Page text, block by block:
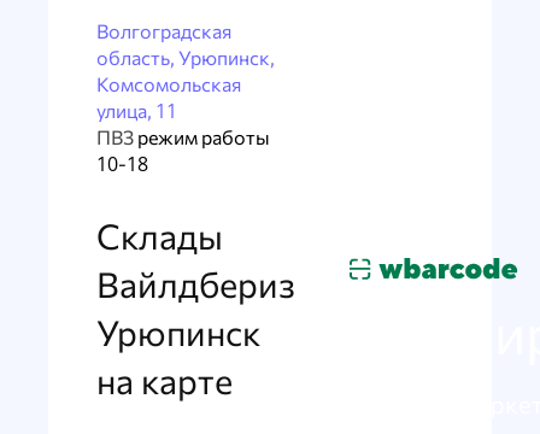
Волгоградская
область, Урюпинск,
Комсомольская
улица, 11
ПВЗ режим работы
10-18
Склады
Вайлдбериз
Урюпинск
на карте